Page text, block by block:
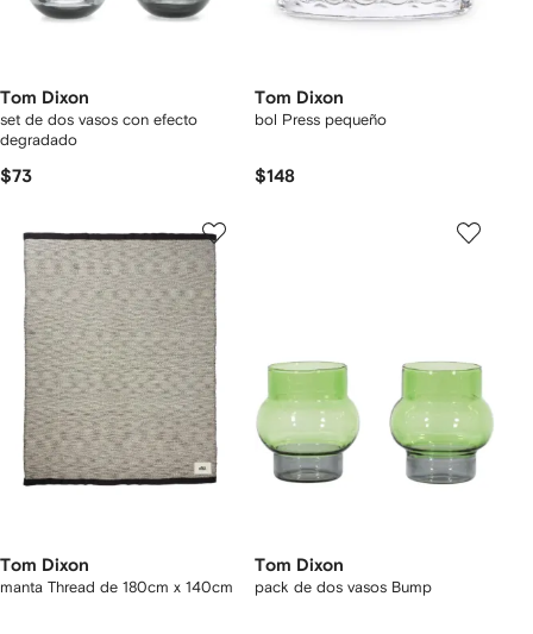
Tom Dixon
set de dos vasos con efecto
degradado
$73
Tom Dixon
bol Press pequeño
$148
Tom Dixon
manta Thread de 180cm x 140cm
Tom Dixon
pack de dos vasos Bump